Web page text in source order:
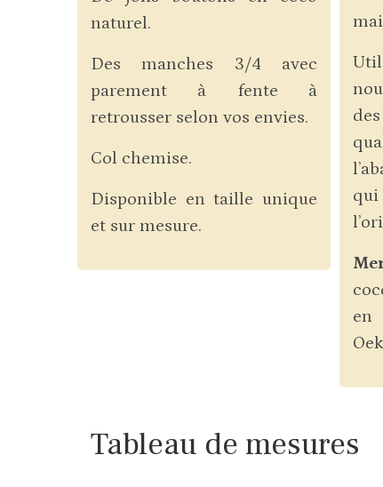
naturel.
Des manches 3/4 avec
parement à fente à
retrousser selon vos envies.
Col chemise.
Disponible en taille unique
et sur mesure.
qui
en
Tableau de mesures